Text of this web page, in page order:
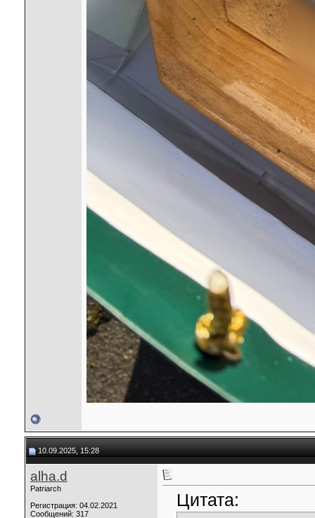
10.09.2025, 15:28
alha.d
Patriarch
Регистрация: 04.02.2021
Сообщений: 317
Цитата: